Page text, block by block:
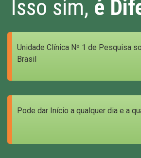
Isso sim, é
Unidade Clínica Nº 1 de Pesquisa
Brasil
Pode dar Início a qualquer dia e a